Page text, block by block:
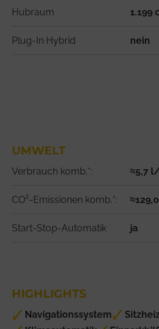
Hubraum 1.199
Plug-In Hybrid nein
UMWELT
Verbrauch komb.*: ≈5,7
CO²-Emissionen komb.*:
Start-Stop-Automatik ja
HIGHLIGHTS
Navigationssystem